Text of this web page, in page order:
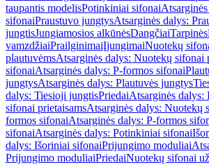
taupantis modelisPotinkiniai sifonai
sifonaiPraustuvo jungtysAtsarginės dalys:
jungtisJungiamosios alkūnėsDangčiaiTarpinės
vamzdžiaiPrailginimaiĮjungimaiNuotekų
plautuvėmsAtsarginės dalys: Nuotekų sifonai
sifonaiAtsarginės dalys: P-formos sifonai
jungtysAtsarginės dalys: Plautuvės jungtys
dalys: Tiesioji jungtisPriedaiAtsarginės dalys:
sifonai prietaisamsAtsarginės dalys: Nuotekų
formos sifonaiAtsarginės dalys: P-formos
sifonaiAtsarginės dalys: Potinkiniai sifonai
dalys: Išoriniai sifonaiPrijungimo moduliai
Prijungimo moduliaiPriedaiNuotekų sifonai